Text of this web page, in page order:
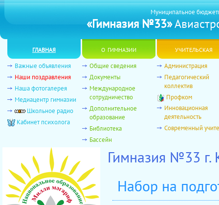
Муниципальное
«Гимназия №33»
главная о гимназии учительская
Важные объявления
Наши поздравления
Наша фотогалерея
Медиацентр гимназии
Школьное радио
Кабинет психолога
Общие сведения
Документы
Международное
сотрудничество
Дополнительное
образование
Библиотека
Бассейн
Администрация
Педагогический
коллектив
Профком
Инновационная
деятельность
Современный
Гимназия №33
Набор на